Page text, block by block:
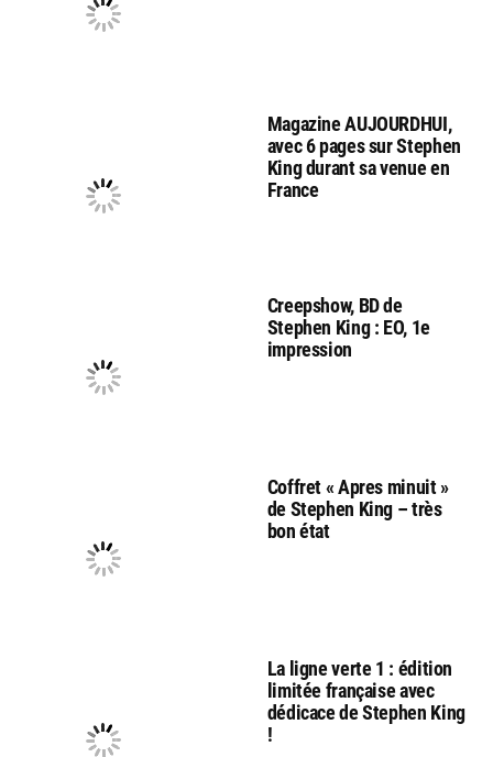
Magazine AUJOURDHUI,
avec 6 pages sur Stephen
King durant sa venue en
France
Creepshow, BD de
Stephen King : EO, 1e
impression
Coffret « Apres minuit »
de Stephen King – très
bon état
La ligne verte 1 : édition
limitée française avec
dédicace de Stephen King
!